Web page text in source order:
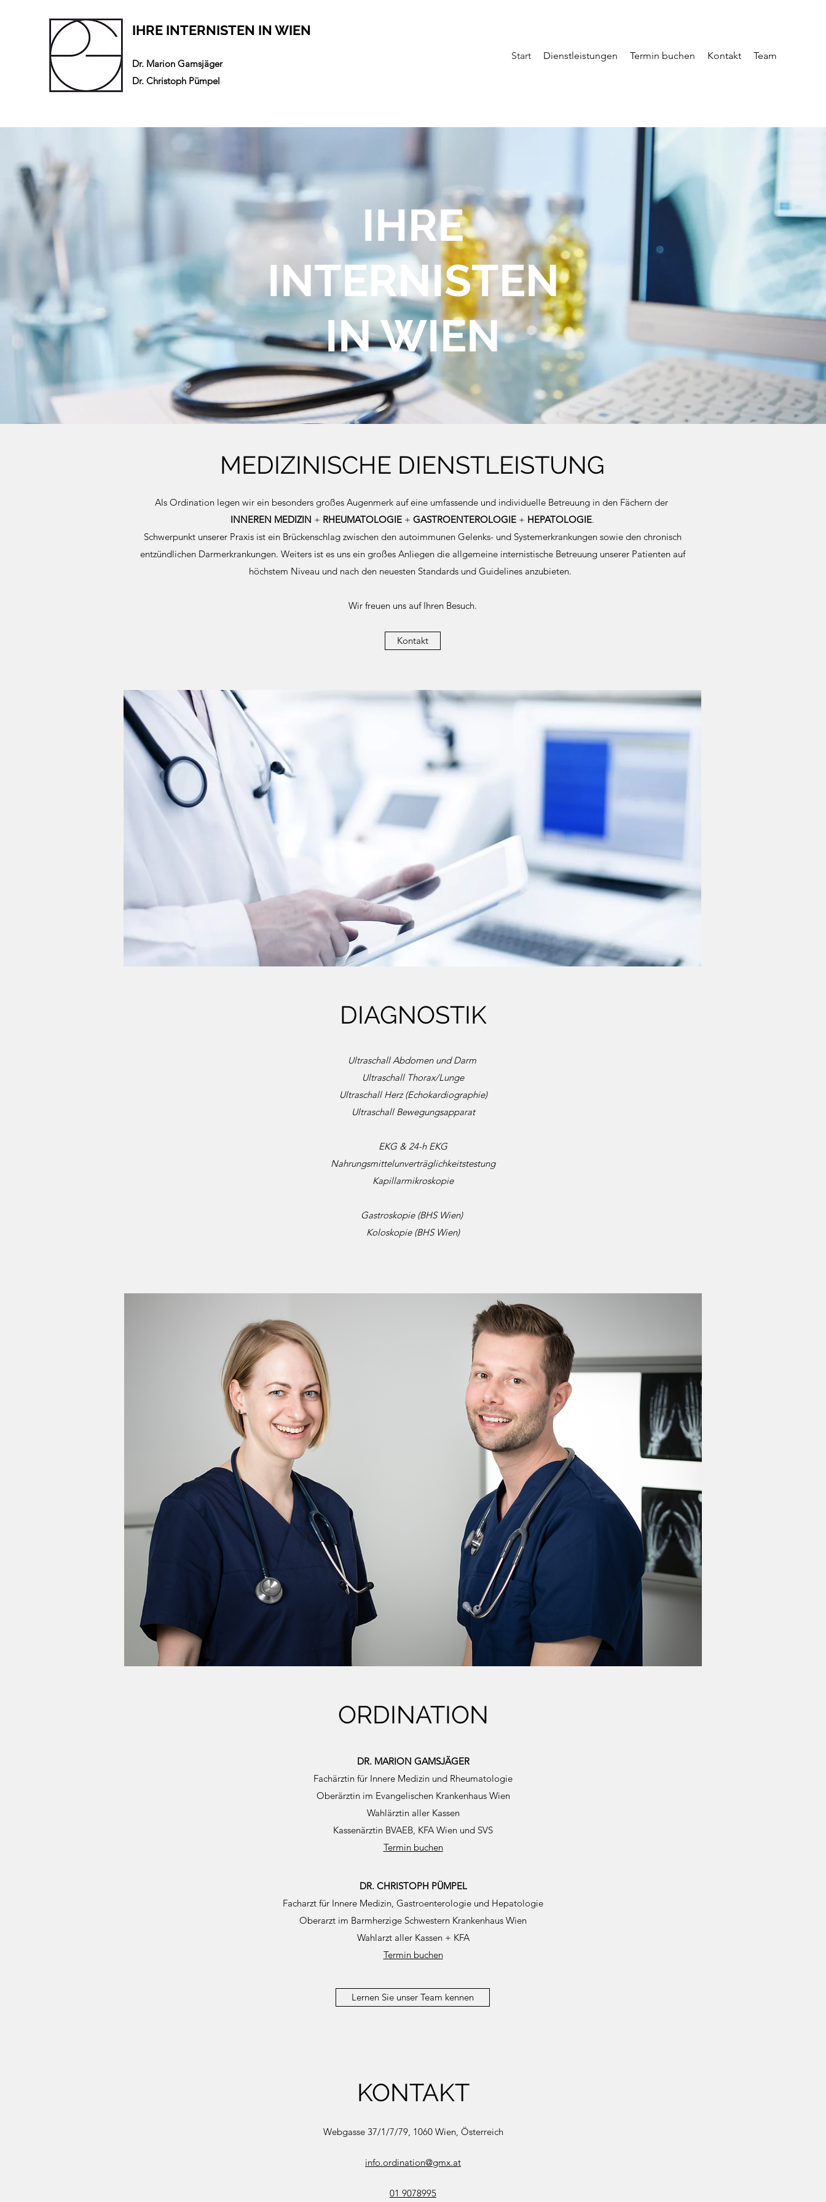
IHRE INTERNISTEN IN WIEN
Dr. Marion Gamsjäger
Dr. Christoph Pümpel
Start Dienstleistungen Termin buchen Kontakt Team
IHRE
INTERNISTEN
IN WIEN
MEDIZINISCHE DIENSTLEISTUNG
Als Ordination legen wir ein besonders großes Augenmerk auf eine umfassende und individuelle Betreuung in den Fächern der
INNEREN MEDIZIN + RHEUMATOLOGIE + GASTROENTEROLOGIE + HEPATOLOGIE.
Schwerpunkt unserer Praxis ist ein Brückenschlag zwischen den autoimmunen Gelenks- und Systemerkrankungen sowie den chronisch
entzündlichen Darmerkrankungen. Weiters ist es uns ein großes Anliegen die allgemeine internistische Betreuung unserer Patienten auf
höchstem Niveau und nach den neuesten Standards und Guidelines anzubieten.
Wir freuen uns auf Ihren Besuch.
Kontakt
DIAGNOSTIK
Ultraschall Abdomen und Darm
Ultraschall Thorax/Lunge
Ultraschall Herz (Echokardiographie)
Ultraschall Bewegungsapparat
EKG & 24-h EKG
Nahrungsmittelunverträglichkeitstestung
Kapillarmikroskopie
Gastroskopie (BHS Wien)
Koloskopie (BHS Wien)
ORDINATION
DR. MARION GAMSJÄGER
Fachärztin für Innere Medizin und Rheumatologie
Oberärztin im Evangelischen Krankenhaus Wien
Wahlärztin aller Kassen
Kassenärztin BVAEB, KFA Wien und SVS
Termin buchen
DR. CHRISTOPH PÜMPEL
Facharzt für Innere Medizin, Gastroenterologie und Hepatologie
Oberarzt im Barmherzige Schwestern Krankenhaus Wien
Wahlarzt aller Kassen + KFA
Termin buchen
Lernen Sie unser Team kennen
KONTAKT
Webgasse 37/1/7/79, 1060 Wien, Österreich
info.ordination@gmx.at
01 9078995